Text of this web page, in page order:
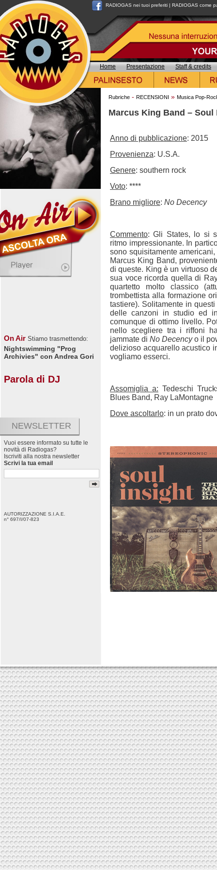
RADIOGAS nei tuoi preferiti | RADIOGAS come
Home Presentazione Staff & credits
On Air Stiamo trasmettendo:
Nightswimming "Prog
Archivies" con Andrea Gori
Parola di DJ
NEWSLETTER
Vuoi essere informato su tutte le
novità di Radiogas?
Iscriviti alla nostra newsletter
Scrivi la tua email
AUTORIZZAZIONE S.I.A.E.
n° 697/I/07-823
Rubriche - RECENSIONI » Musica Pop-
Marcus King Band – Soul
Anno di pubblicazione: 2015
Provenienza: U.S.A.
Genere: southern rock
Voto: ****
Brano migliore: No Decency
Commento: Gli States, lo si
ritmo impressionante. In
sono squisitamente
Marcus King Band,
di queste. King è un virtuoso
sua voce ricorda quella di
quartetto molto classico
trombettista alla formazione
tastiere). Solitamente in
delle canzoni in studio ed
comunque di ottimo livello.
nello scegliere tra i riffoni
jammate di No Decencyo il
delizioso acquarello acustico
vogliamo esserci.
Assomiglia a: Tedeschi
Blues Band, Ray LaMontagne
Dove ascoltarlo: in un prato